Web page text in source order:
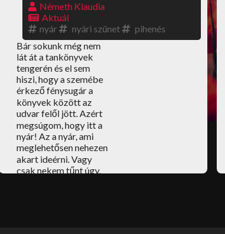
Németh Klaudia
Aktuál
nyár
nyári szünet
pihenés
Bár sokunk még nem
lát át a tankönyvek
tengerén és el sem
hiszi, hogy a szemébe
érkező fénysugár a
könyvek között az
udvar felől jött. Azért
megsúgom, hogy itt a
nyár! Az a nyár, ami
meglehetősen nehezen
akart ideérni. Vagy
csak nekem tűnt úgy,